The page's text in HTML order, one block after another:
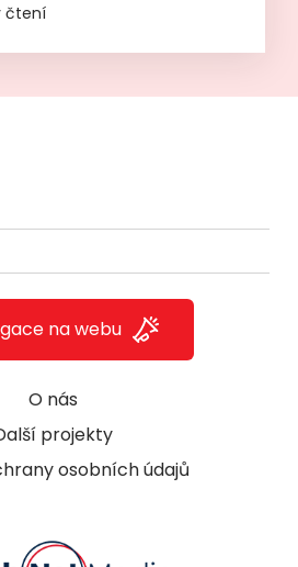
čtení
O nás
projekty
osobních údajů
na webu